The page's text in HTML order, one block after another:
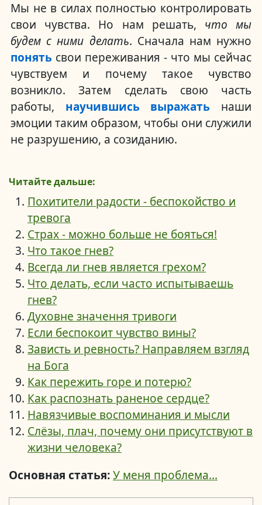
Мы не в силах полностью контролировать
свои чувства. Но нам решать, что мы
будем с ними делать. Сначала нам нужно
понять свои переживания - что мы сейчас
чувствуем и почему такое чувство
возникло. Затем сделать свою часть
работы, научившись выражать наши
эмоции таким образом, чтобы они служили
не разрушению, а созиданию.
Читайте дальше:
Похитители радости - беспокойство и
тревога
Страх - можно больше не бояться!
Что такое гнев?
Всегда ли гнев является грехом?
Что делать, если часто испытываешь
гнев?
Духовне значення тривоги
Если беспокоит чувство вины?
Зависть и ревность? Направляем взгляд
на Бога
Как пережить горе и потерю?
Как распознать раненое сердце?
Навязчивые воспоминания и мысли
Слёзы, плач, почему они присутствуют в
жизни человека?
Основная статья:У меня проблема...